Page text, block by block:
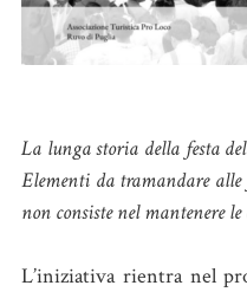
La lunga storia della festa
Elementi da tramandare alle
non consiste nel mantenere
L’iniziativa rientra nel